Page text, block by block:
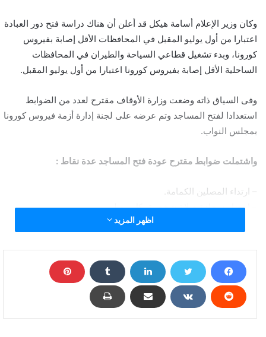
وكان وزير الإعلام أسامة هيكل قد أعلن أن هناك دراسة فتح دور العبادة
اعتبارا من أول يوليو المقبل في المحافظات الأقل إصابة بفيروس
كورونا، وبدء تشغيل قطاعي السياحة والطيران في المحافظات
الساحلية الأقل إصابة بفيروس كورونا اعتبارا من أول يوليو المقبل.
وفى السياق ذاته وضعت وزارة الأوقاف مقترح لعدد من الضوابط
استعدادا لفتح المساجد وتم عرضه على لجنة إدارة أزمة فيروس كورونا
بمجلس النواب.
واشتملت ضوابط مقترح عودة فتح المساجد عدة نقاط :
– ارتداء المصلين الكمامة.
– إحضار سجادة صلاة شخصية بكل مصلى.
– ترك مسافة لا تقل عن متر ونصف رأسيًّا وأفقيًّا بين المصلين.
– عدم فتح دور المناسبات أو السماح بعقد القران أو العزاء.
– عدم فتح دورات المياه نهائيًّا خلال هذه المرحلة.
– عدم المصافحة أو المعانقة.
– وضع خطة شاملة لتطهير وتعقيم المساجد فور انتهاء مرحلة الغلق
اظهر المزيد